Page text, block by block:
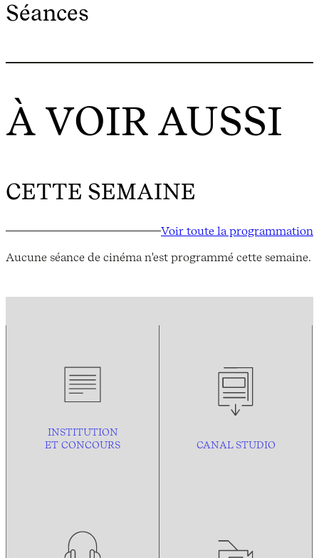
Séances
À VOIR AUSSI
CETTE SEMAINE
Voir toute la programmation
Aucune séance de cinéma n'est programmé cette semaine.
INSTITUTION
ET CONCOURS
CANAL STUDIO